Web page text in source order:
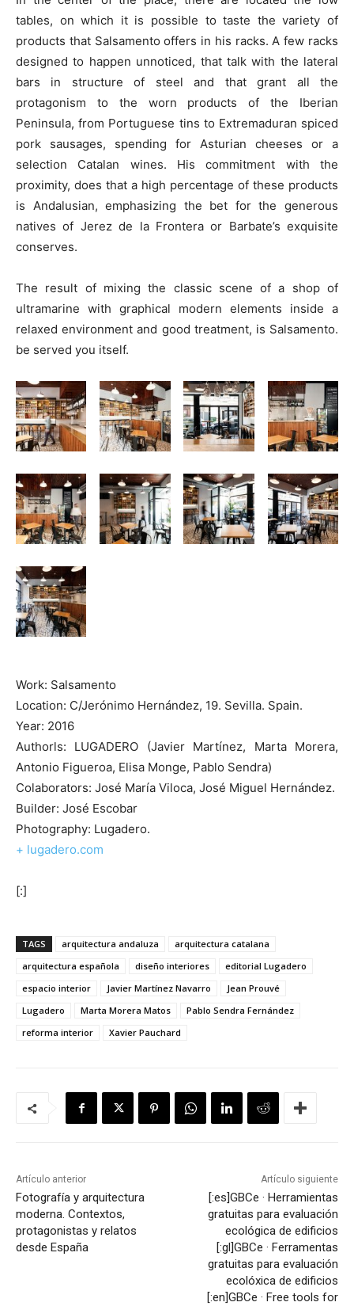
tables, on which it is possible to taste the variety of
products that Salsamento offers in his racks. A few racks
designed to happen unnoticed, that talk with the lateral
bars in structure of steel and that grant all the
protagonism to the worn products of the Iberian
Peninsula, from Portuguese tins to Extremaduran spiced
pork sausages, spending for Asturian cheeses or a
selection Catalan wines. His commitment with the
proximity, does that a high percentage of these products
is Andalusian, emphasizing the bet for the generous
natives of Jerez de la Frontera or Barbate’s exquisite
conserves.
The result of mixing the classic scene of a shop of
ultramarine with graphical modern elements inside a
relaxed environment and good treatment, is Salsamento.
be served you itself.
Work: Salsamento
Location: C/Jerónimo Hernández, 19. Sevilla. Spain.
Year: 2016
Authorls: LUGADERO (Javier Martínez, Marta Morera,
Antonio Figueroa, Elisa Monge, Pablo Sendra)
Colaborators: José María Viloca, José Miguel Hernández.
Builder: José Escobar
Photography: Lugadero.
+ lugadero.com
[:]
TAGS arquitectura andaluza
arquitectura catalana
arquitectura española
diseño interiores
editorial Lugadero
espacio interior
Javier Martínez Navarro
Jean Prouvé
Lugadero
Marta Morera Matos
Pablo Sendra Fernández
reforma interior
Xavier Pauchard
Artículo anterior
Fotografía y arquitectura
moderna. Contextos,
protagonistas y relatos
desde España
Artículo siguiente
[:es]GBCe · Herramientas
gratuitas para evaluación
ecológica de edificios
[:gl]GBCe · Ferramentas
gratuitas para evaluación
ecolóxica de edificios
[:en]GBCe · Free tools for